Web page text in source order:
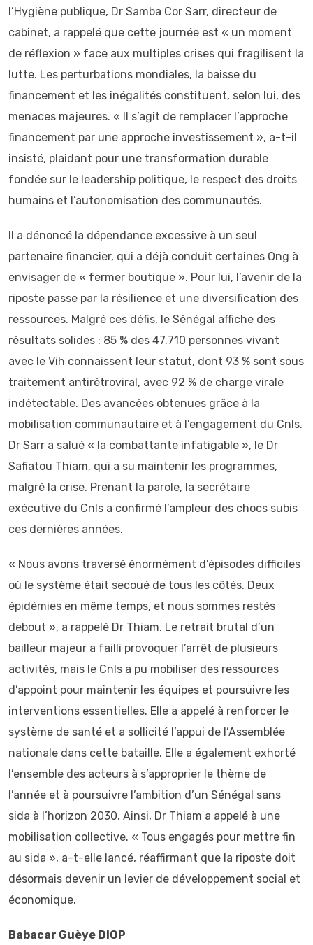
l’Hygiène publique, Dr Samba Cor Sarr, directeur de
cabinet, a rappelé que cette journée est « un moment
de réflexion » face aux multiples crises qui fragilisent la
lutte. Les perturbations mondiales, la baisse du
financement et les inégalités constituent, selon lui, des
menaces majeures. « Il s’agit de remplacer l’approche
financement par une approche investissement », a-t-il
insisté, plaidant pour une transformation durable
fondée sur le leadership politique, le respect des droits
humains et l’autonomisation des communautés.
Il a dénoncé la dépendance excessive à un seul
partenaire financier, qui a déjà conduit certaines Ong à
envisager de « fermer boutique ». Pour lui, l’avenir de la
riposte passe par la résilience et une diversification des
ressources. Malgré ces défis, le Sénégal affiche des
résultats solides : 85 % des 47.710 personnes vivant
avec le Vih connaissent leur statut, dont 93 % sont sous
traitement antirétroviral, avec 92 % de charge virale
indétectable. Des avancées obtenues grâce à la
mobilisation communautaire et à l’engagement du Cnls.
Dr Sarr a salué « la combattante infatigable », le Dr
Safiatou Thiam, qui a su maintenir les programmes,
malgré la crise. Prenant la parole, la secrétaire
exécutive du Cnls a confirmé l’ampleur des chocs subis
ces dernières années.
« Nous avons traversé énormément d’épisodes difficiles
où le système était secoué de tous les côtés. Deux
épidémies en même temps, et nous sommes restés
debout », a rappelé Dr Thiam. Le retrait brutal d’un
bailleur majeur a failli provoquer l’arrêt de plusieurs
activités, mais le Cnls a pu mobiliser des ressources
d’appoint pour maintenir les équipes et poursuivre les
interventions essentielles. Elle a appelé à renforcer le
système de santé et a sollicité l’appui de l’Assemblée
nationale dans cette bataille. Elle a également exhorté
l’ensemble des acteurs à s’approprier le thème de
l’année et à poursuivre l’ambition d’un Sénégal sans
sida à l’horizon 2030. Ainsi, Dr Thiam a appelé à une
mobilisation collective. « Tous engagés pour mettre fin
au sida », a-t-elle lancé, réaffirmant que la riposte doit
désormais devenir un levier de développement social et
économique.
Babacar Guèye DIOP